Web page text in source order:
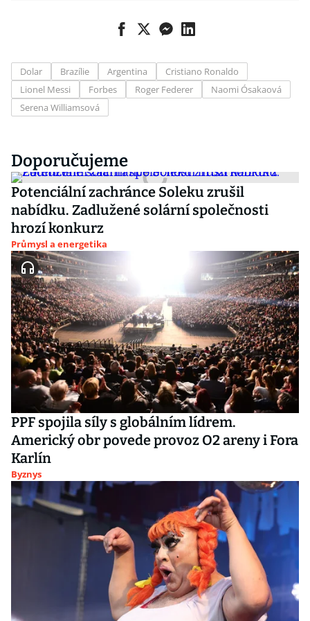
Dolar Brazílie Argentina
Cristiano Ronaldo
Lionel Messi
Forbes Roger Federer
Naomi Ósakaová
Serena Williamsová
Doporučujeme
Potenciální zachránce Soleku zrušil
nabídku. Zadlužené solární společnosti
hrozí konkurz
Průmysl a energetika
PPF spojila síly s globálním lídrem.
Americký obr povede provoz O2 areny i Fora
Karlín
Byznys